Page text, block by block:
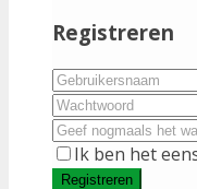
Registreren
Ik ben het
Registreren